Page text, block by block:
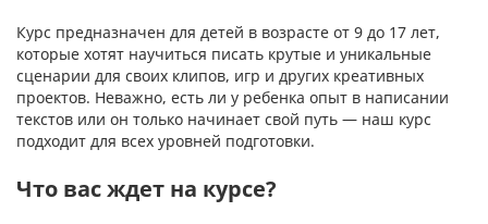
Курс предназначен для детей в возрасте от 9 до 17 лет,
которые хотят научиться писать крутые и уникальные
сценарии для своих клипов, игр и других креативных
проектов. Неважно, есть ли у ребенка опыт в написании
текстов или он только начинает свой путь — наш курс
подходит для всех уровней подготовки.
Что вас ждет на курсе?